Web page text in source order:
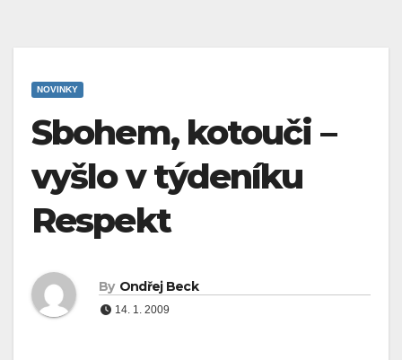
NOVINKY
Sbohem, kotouči –
vyšlo v týdeníku
Respekt
By Ondřej Beck
14. 1. 2009